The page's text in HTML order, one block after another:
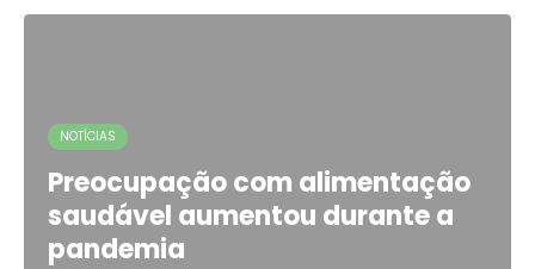
NOTÍCIAS
Preocupação com alimentação
saudável aumentou durante a
pandemia